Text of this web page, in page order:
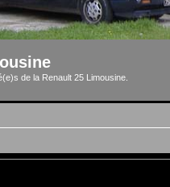
de la Renault 25 Limousine.